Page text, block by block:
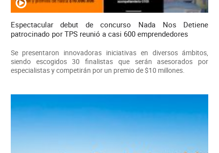
Espectacular debut de concurso Nada Nos Detiene
patrocinado por TPS reunió a casi 600 emprendedores
Se presentaron innovadoras iniciativas en diversos ámbitos,
siendo escogidos 30 finalistas que serán asesorados por
especialistas y competirán por un premio de $10 millones.